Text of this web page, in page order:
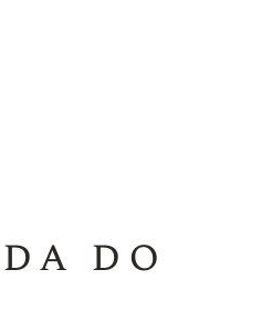
do